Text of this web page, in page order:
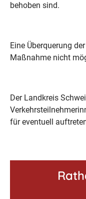
behoben sind.
Eine Überquerung
Maßnahme nicht
Der Landkreis
für eventuell